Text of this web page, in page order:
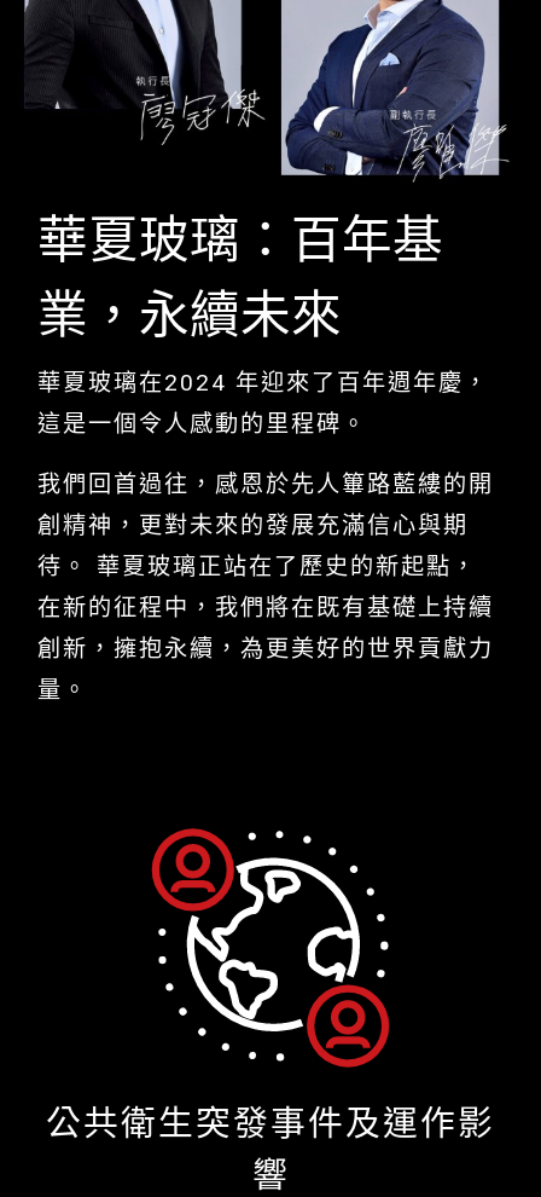
華夏玻璃：百年基
業，永續未來
華夏玻璃在2024 年迎來了百年週年慶，
這是一個令人感動的里程碑。
我們回首過往，感恩於先人篳路藍縷的開
創精神，更對未來的發展充滿信心與期
待。 華夏玻璃正站在了歷史的新起點，
在新的征程中，我們將在既有基礎上持續
創新，擁抱永續，為更美好的世界貢獻力
量。
公共衛生突發事件及運作影
響